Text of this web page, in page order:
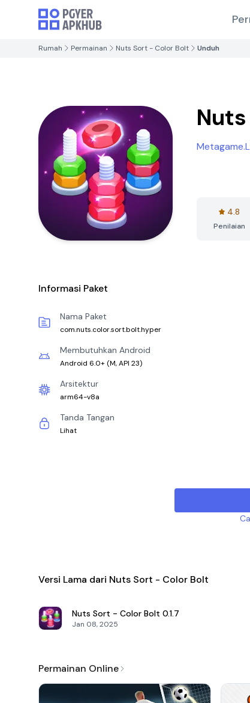
Rumah Permainan Nuts Sort - Color Bolt Unduh
4.8
Penilaian
Informasi Paket
Nama Paket
com.nuts.color.sort.bolt.hyper
Membutuhkan Android
Android 6.0+ (M, API 23)
Arsitektur
arm64-v8a
Tanda Tangan
Lihat
Versi Lama dari Nuts Sort - Color Bolt
Nuts Sort - Color Bolt 0.1.7
Jan 08, 2025
Permainan Online